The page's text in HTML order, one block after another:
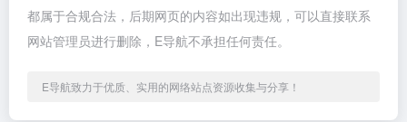
都属于合规合法，后期网页的内容如出现违规，可以直接联系
网站管理员进行删除，E导航不承担任何责任。
E导航致力于优质、实用的网络站点资源收集与分享！